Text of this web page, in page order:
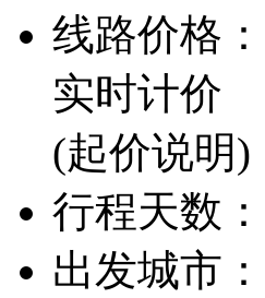
线路价格：
实时计价
(起价说明)
行程天数：
出发城市：